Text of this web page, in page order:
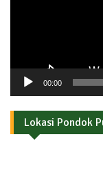
00:00
Lokasi Pondok